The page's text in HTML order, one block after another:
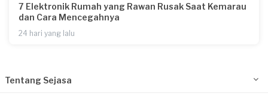
7 Elektronik Rumah yang Rawan Rusak Saat Kemarau
dan Cara Mencegahnya
24 hari yang lalu
Tentang Sejasa